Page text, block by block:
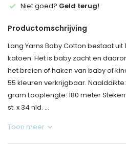
Niet goed? Geld terug!
Productomschrijving
Lang Yarns Baby Cotton bestaat
katoen. Het is baby zacht en
het breien of haken van baby of
55 kleuren verkrijgbaar.
gram Looplengte: 180 meter
st. x 34 nld. ...
Toon meer